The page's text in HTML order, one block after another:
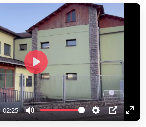
02:25
M
S
P
E
P
l
a
y